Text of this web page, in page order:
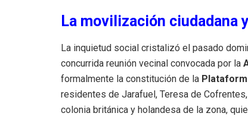
La movilización ciudadana
La inquietud social cristalizó el pasado
concurrida reunión vecinal convocada por la
formalmente la constitución de la
residentes de Jarafuel, Teresa de
colonia británica y holandesa de la zona,